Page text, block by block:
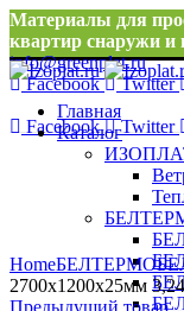
Материалы для
квартир снаружи и
info@greenplat.ru
Facebook
Twitter
8 996 533 10 46
Facebook
Twitter
Главная
Каталог
Нажмите, чтобы
HomeБЕЛТЕРМО
2700х1200х25мм
Предыдущий товар